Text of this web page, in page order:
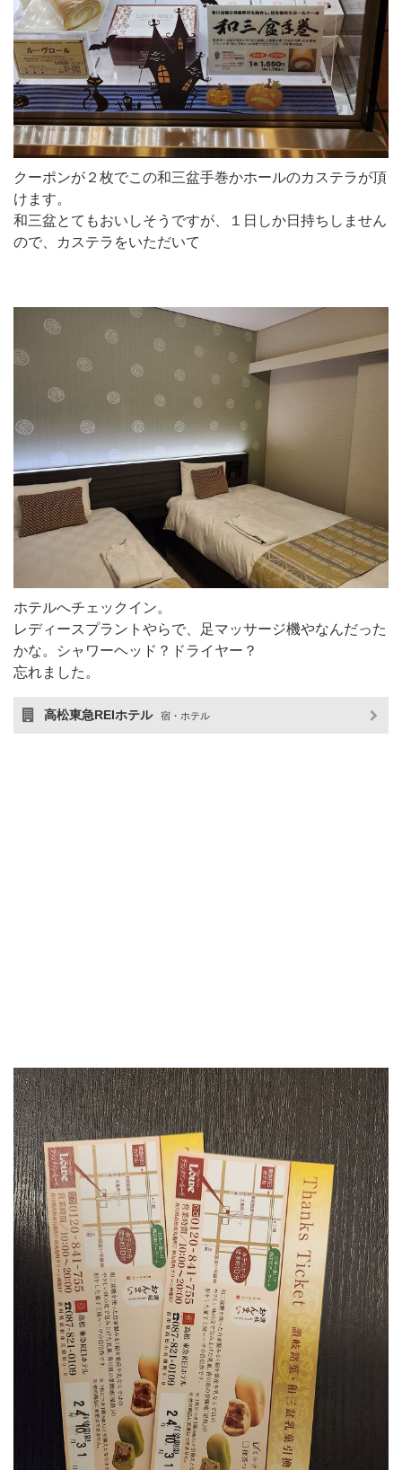
クーポンが２枚でこの和三盆手巻かホールのカステラが頂
けます。
和三盆とてもおいしそうですが、１日しか日持ちしません
ので、カステラをいただいて
ホテルへチェックイン。
レディースプラントやらで、足マッサージ機やなんだった
かな。シャワーヘッド？ドライヤー？
忘れました。
高松東急REIホテル 宿・ホテル